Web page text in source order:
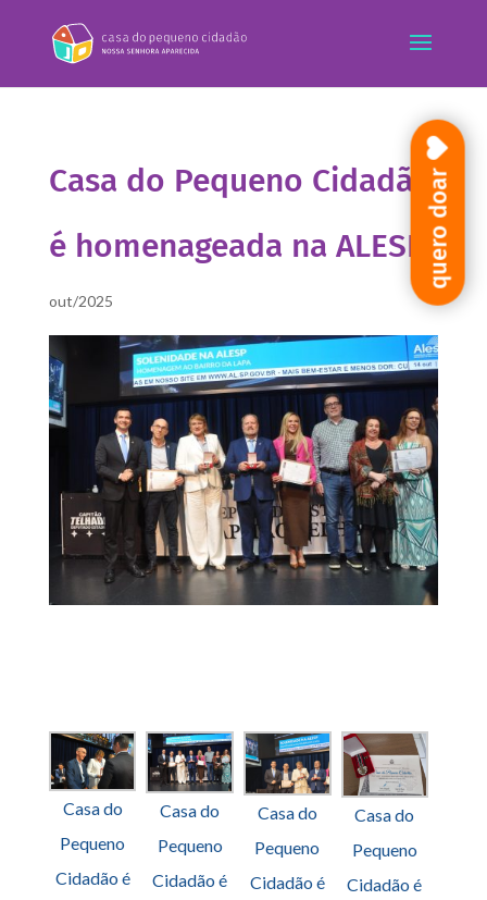
Casa do Pequeno Cidadão
é homenageada na ALESP
out/2025
Casa do
Pequeno
Cidadão é
Casa do
Pequeno
Cidadão é
Casa do
Pequeno
Cidadão é
Casa do
Pequeno
Cidadão é
quero doar